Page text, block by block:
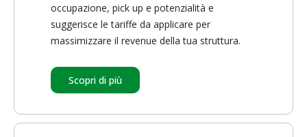
occupazione, pick up e potenzialità e
suggerisce le tariffe da applicare per
massimizzare il revenue della tua struttura.
Scopri di più